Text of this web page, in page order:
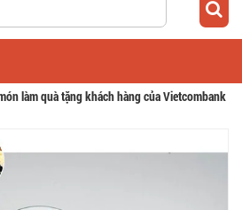
làm quà tặng khách hàng của Vietcombank